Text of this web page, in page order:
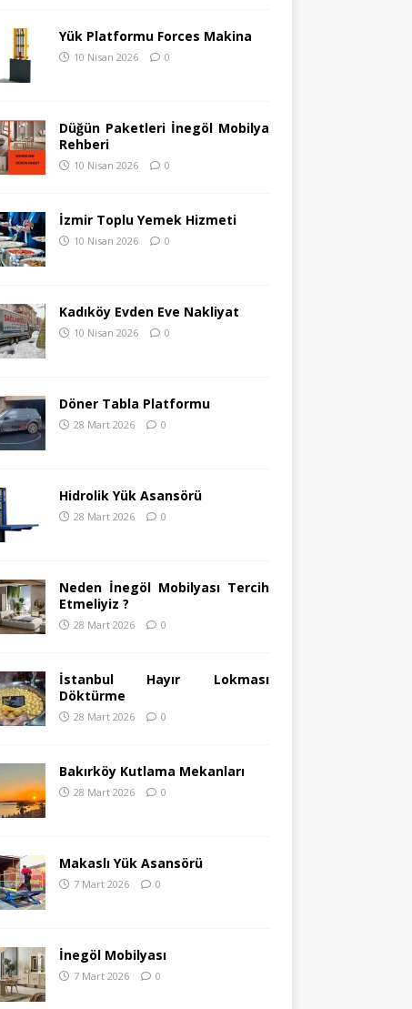
Yük Platformu Forces Makina
10 Nisan 2026 0
Düğün Paketleri İnegöl Mobilya
Rehberi
10 Nisan 2026 0
İzmir Toplu Yemek Hizmeti
10 Nisan 2026 0
Kadıköy Evden Eve Nakliyat
10 Nisan 2026 0
Döner Tabla Platformu
28 Mart 2026 0
Hidrolik Yük Asansörü
28 Mart 2026 0
Neden İnegöl Mobilyası Tercih
Etmeliyiz ?
28 Mart 2026 0
İstanbul Hayır Lokması
Döktürme
28 Mart 2026 0
Bakırköy Kutlama Mekanları
28 Mart 2026 0
Makaslı Yük Asansörü
7 Mart 2026 0
İnegöl Mobilyası
7 Mart 2026 0